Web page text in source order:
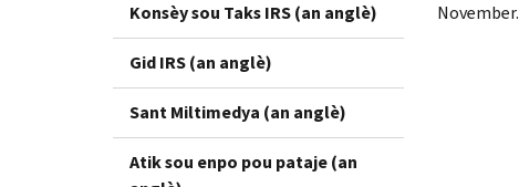
Konsèy sou Taks IRS (an anglè)
Gid IRS (an anglè)
Sant Miltimedya (an anglè)
Atik sou enpo pou pataje (an
November.